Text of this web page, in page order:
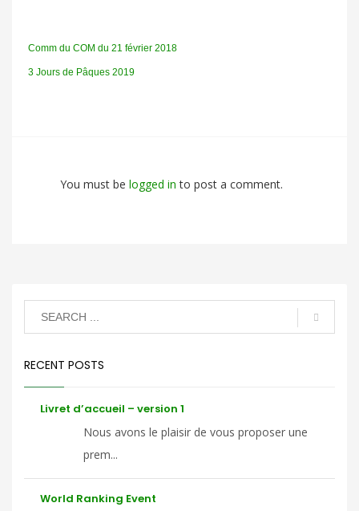
Comm du COM du 21 février 2018
3 Jours de Pâques 2019
You must be logged into post a comment.
RECENT POSTS
Livret d’accueil – version 1
Nous avons le plaisir de vous proposer une
prem...
World Ranking Event